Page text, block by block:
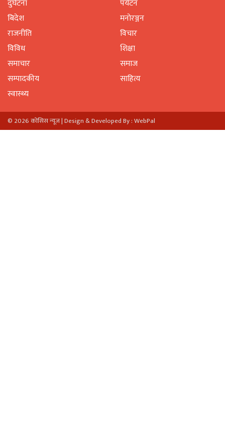
दुर्घटना
पर्यटन
बिदेश
मनाेरञ्जन
राजनीति
विचार
विविध
शिक्षा
समाचार
समाज
सम्पादकीय
साहित्य
स्वास्थ्य
© 2026 काेसिस न्यूज |Design & Developed By : WebPal